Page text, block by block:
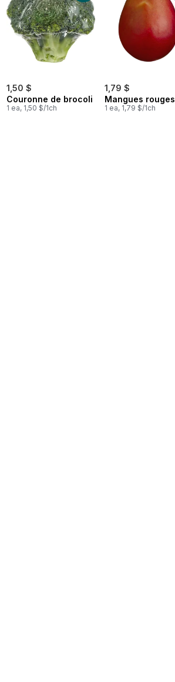
1,50 $
Couronne de brocoli
1 ea, 1,50 $/1ch
1,79 $
Mangues rouges
1 ea, 1,79 $/1ch